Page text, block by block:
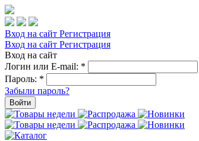
Вход на сайт Регистрация
Вход на сайт Регистрация
Вход на сайт
Логин или E-mail: *
Пароль: *
Забыли пароль?
Войти